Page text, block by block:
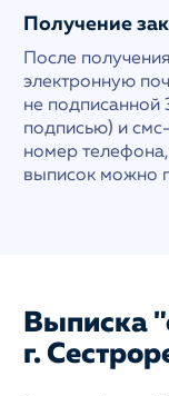
Получение
После
электронную
не
подписью) и
номер телефона,
выписок можно
Выписка
г.